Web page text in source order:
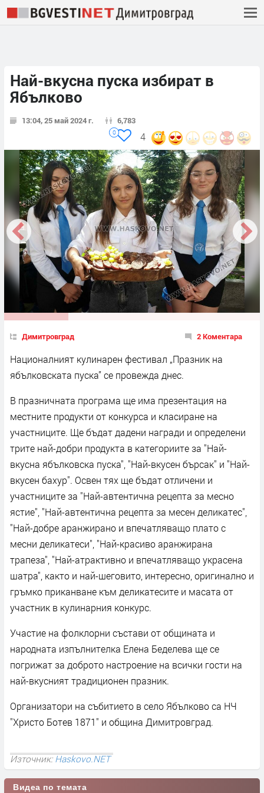
Най-вкусна пуска избират в
Ябълково
13:04, 25 май 2024 г. 6,783
4
0
Димитровград 2 Коментара
Националният кулинарен фестивал „Празник на
ябълковската пуска” се провежда днес.
В празничната програма ще има презентация на
местните продукти от конкурса и класиране на
участниците. Ще бъдат дадени награди и определени
трите най-добри продукта в категориите за "Най-
вкусна ябълковска пуска", "Най-вкусен бърсак" и "Най-
вкусен бахур". Освен тях ще бъдат отличени и
участниците за "Най-автентична рецепта за месно
ястие", "Най-автентична рецепта за месен деликатес",
"Най-добре аранжирано и впечатляващо плато с
месни деликатеси", "Най-красиво аранжирана
трапеза", "Най-атрактивно и впечатляващо украсена
шатра", както и най-шеговито, интересно, оригинално и
гръмко приканване към деликатесите и масата от
участник в кулинарния конкурс.
Участие на фолклорни състави от общината и
народната изпълнителка Елена Беделева ще се
погрижат за доброто настроение на всички гости на
най-вкусният традиционен празник.
Организатори на събитието в село Ябълково са НЧ
"Христо Ботев 1871" и община Димитровград.
Източник:Haskovo.NET
Видеа по темата